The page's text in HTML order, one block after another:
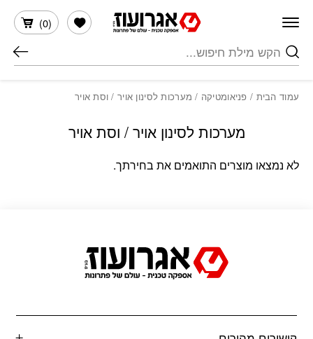
חיפוש
(
0
)
הרשימה שלי
עמוד הבית / פניאומטיקה / מערכות לסינון אויר / וסת אויר
מערכות לסינון אויר / וסת אויר
לא נמצאו מוצרים התואמים את בחירתך.